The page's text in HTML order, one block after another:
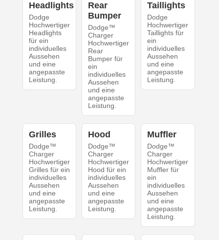
Headlights
Dodge
Hochwertiger
Headlights
für ein
individuelles
Aussehen
und eine
angepasste
Leistung.
Rear
Bumper
Dodge™
Charger
Hochwertiger
Rear
Bumper für
ein
individuelles
Aussehen
und eine
angepasste
Leistung.
Taillights
Dodge
Hochwertiger
Taillights für
ein
individuelles
Aussehen
und eine
angepasste
Leistung.
Grilles
Dodge™
Charger
Hochwertiger
Grilles für ein
individuelles
Aussehen
und eine
angepasste
Leistung.
Hood
Dodge™
Charger
Hochwertiger
Hood für ein
individuelles
Aussehen
und eine
angepasste
Leistung.
Muffler
Dodge™
Charger
Hochwertiger
Muffler für
ein
individuelles
Aussehen
und eine
angepasste
Leistung.